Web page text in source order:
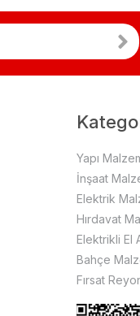
Yapı
İnşaat
Elektrik
Hırdavat
Elektrikli El
Bahçe
Fırsat